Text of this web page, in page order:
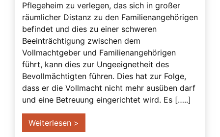
Pflegeheim zu verlegen, das sich in großer
räumlicher Distanz zu den Familienangehörigen
befindet und dies zu einer schweren
Beeinträchtigung zwischen dem
Vollmachtgeber und Familienangehörigen
führt, kann dies zur Ungeeignetheit des
Bevollmächtigten führen. Dies hat zur Folge,
dass er die Vollmacht nicht mehr ausüben darf
und eine Betreuung eingerichtet wird. Es […..]
Weiterlesen >
Beteiligte
Betreuerbestellung
Betreuervergütung
Betreuung
Betreuung in Österreich
Betreuung trotz Vollmacht
Betreuungsbedarf
Betreuungsverfügung